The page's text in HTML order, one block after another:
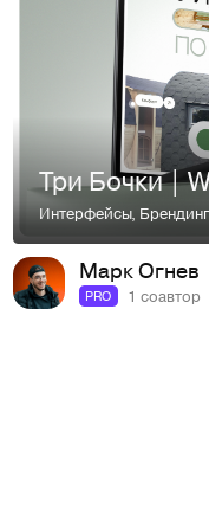
Интерфейсы, Брендинг
Марк Огнев
PRO 1 соавтор